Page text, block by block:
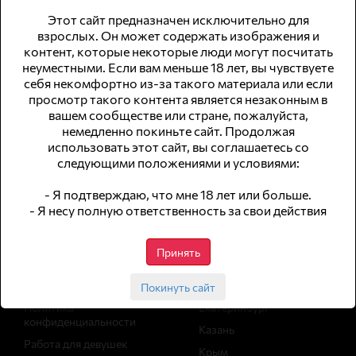
© 2026 WomWork.ru, Работа для девушек в Великом
Новгороде
сайт для совершеннолетней аудитории
не публикуем анкеты с интим-услугами
Вакансии
Политика
конфиденциальности
Работа для девушек
городах
Москва
Санкт-Петербург
Сочи
Екатеринбург
Казань
Крым
Этот сайт предназначен исключительно для
взрослых. Он может содержать изображения и
контент, которые некоторые люди могут посчитать
неуместными. Если вам меньше 18 лет, вы чувствуете
себя некомфортно из-за такого материала или если
просмотр такого контента является незаконным в
вашем сообществе или стране, пожалуйста,
немедленно покиньте сайт. Продолжая
использовать этот сайт, вы соглашаетесь со
следующими положениями и условиями:
- Я подтверждаю, что мне 18 лет или больше.
- Я несу полную ответственность за свои действия
Принять
Покинуть сайт